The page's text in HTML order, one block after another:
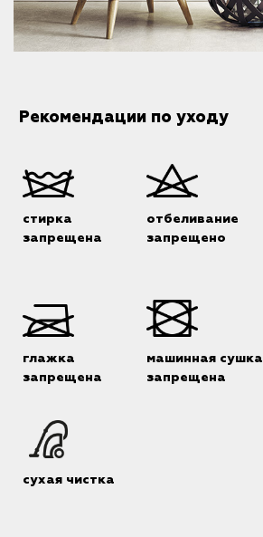
Рекомендации по уходу
стирка
запрещена
отбеливание
запрещено
глажка
запрещена
машинная сушка
запрещена
сухая чистка